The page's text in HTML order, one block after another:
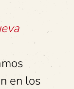
en los